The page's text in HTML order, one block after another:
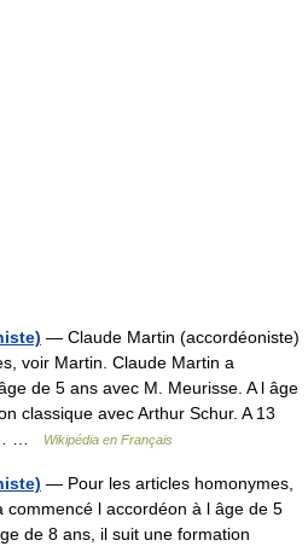
— Claude Martin (accordéoniste)
voir Martin. Claude Martin a
de 5 ans avec M. Meurisse. A l âge
classique avec Arthur Schur. A 13
…
Wikipédia en Français
— Pour les articles homonymes,
commencé l accordéon à l âge de 5
de 8 ans, il suit une formation